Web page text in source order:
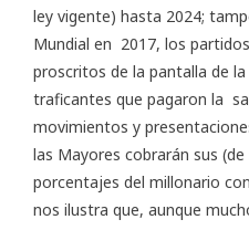
ley vigente) hasta 2024;
Mundial en 2017, los
proscritos de la pantalla de
traficantes que pagaron la
movimientos y
las Mayores cobrarán sus
porcentajes del millonario
nos ilustra que, aunque